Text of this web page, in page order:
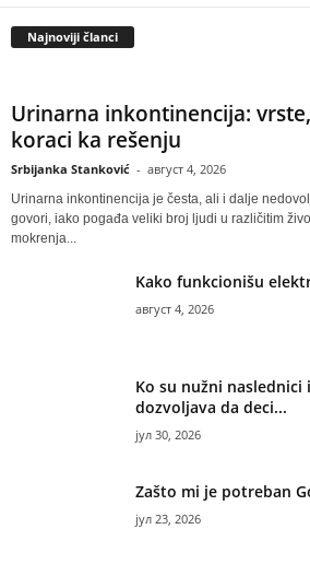
Najnoviji članci
Urinarna inkontinencija:
koraci ka rešenju
Srbijanka Stanković - август 4, 2026
Urinarna inkontinencija je česta, ali i dalje
govori, iako pogađa veliki broj ljudi u različitim
mokrenja...
Kako funkcionišu
август 4, 2026
Ko su nužni naslednici
dozvoljava da deci...
јул 30, 2026
Zašto mi je potreban
јул 23, 2026